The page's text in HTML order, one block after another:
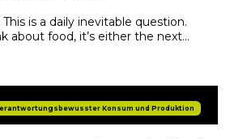
is a daily inevitable question.
about food, it’s either the next...
Konsum und Produktion